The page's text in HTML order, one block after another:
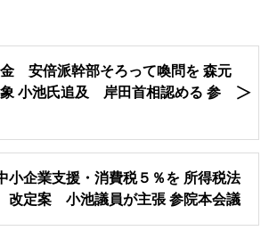
安倍派幹部そろって喚問を 森元
小池氏追及 岸田首相認める 参
小企業支援・消費税５％を 所得税法
改定案 小池議員が主張 参院本会議